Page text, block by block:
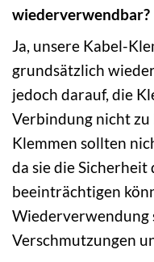
wiederverwendbar?
Ja, unsere Kabel-
grundsätzlich
jedoch darauf, die
Verbindung nicht zu
Klemmen sollten
da sie die
beeinträchtigen
Wiederverwendung
Verschmutzungen